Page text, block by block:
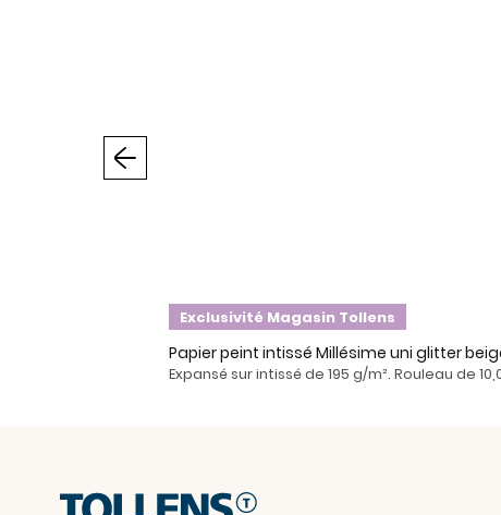
Exclusivité Magasin Tollens
Papier peint intissé Millésime uni glitter
Expansé sur intissé de 195 g/m². Rouleau de